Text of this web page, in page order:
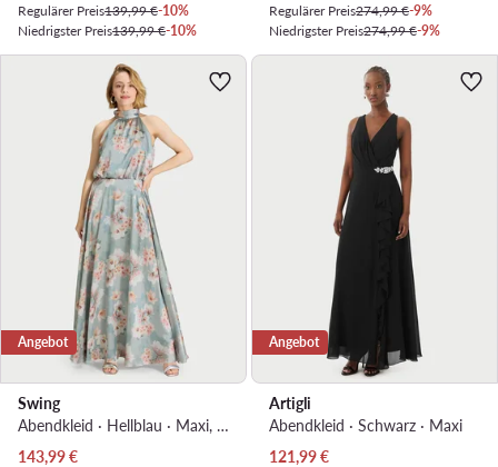
Regulärer Preis139,99 €-10%
Niedrigster Preis139,99 €-10%
Regulärer Preis274,99 €-9%
Niedrigster Preis274,99 €-9%
Angebot
Swing
Abendkleid · Hellblau · Maxi, Asymmetrisch
Aktueller Preis
143,99€
Angebot
Artigli
Abendkleid · Schwarz · Maxi
Aktueller Preis
121,99€